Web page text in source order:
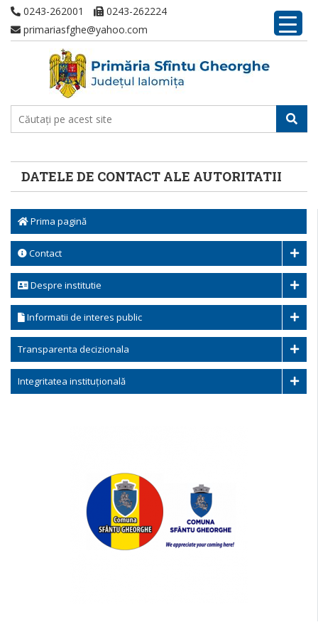
0243-262001
0243-262224
primariasfghe@yahoo.com
DATELE DE CONTACT ALE AUTORITATII
Prima pagină
Contact
Despre institutie
Informatii de interes public
Transparenta decizionala
Integritatea instituțională